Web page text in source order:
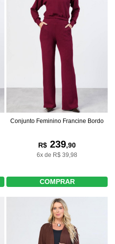
Conjunto Feminino Francine Bordo
R$ 239,90
6x de R$ 39,98
COMPRAR